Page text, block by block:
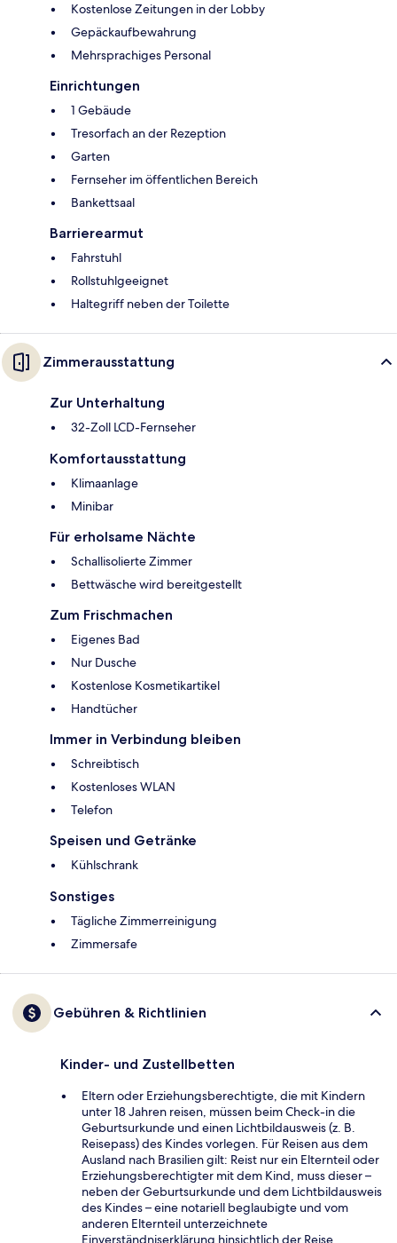
Kostenlose Zeitungen in der Lobby
Gepäckaufbewahrung
Mehrsprachiges Personal
Einrichtungen
1 Gebäude
Tresorfach an der Rezeption
Garten
Fernseher im öffentlichen Bereich
Bankettsaal
Barrierearmut
Fahrstuhl
Rollstuhlgeeignet
Haltegriff neben der Toilette
Zimmerausstattung
Zur Unterhaltung
32-Zoll LCD-Fernseher
Komfortausstattung
Klimaanlage
Minibar
Für erholsame Nächte
Schallisolierte Zimmer
Bettwäsche wird bereitgestellt
Zum Frischmachen
Eigenes Bad
Nur Dusche
Kostenlose Kosmetikartikel
Handtücher
Immer in Verbindung bleiben
Schreibtisch
Kostenloses WLAN
Telefon
Speisen und Getränke
Kühlschrank
Sonstiges
Tägliche Zimmerreinigung
Zimmersafe
Gebühren & Richtlinien
Kinder- und Zustellbetten
Eltern oder Erziehungsberechtigte, die mit Kindern
unter 18 Jahren reisen, müssen beim Check-in die
Geburtsurkunde und einen Lichtbildausweis (z. B.
Reisepass) des Kindes vorlegen. Für Reisen aus dem
Ausland nach Brasilien gilt: Reist nur ein Elternteil oder
Erziehungsberechtigter mit dem Kind, muss dieser –
neben der Geburtsurkunde und dem Lichtbildausweis
des Kindes – eine notariell beglaubigte und vom
anderen Elternteil unterzeichnete
Einverständniserklärung hinsichtlich der Reise